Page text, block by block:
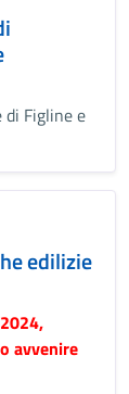
di Figline e
edilizie
avvenire